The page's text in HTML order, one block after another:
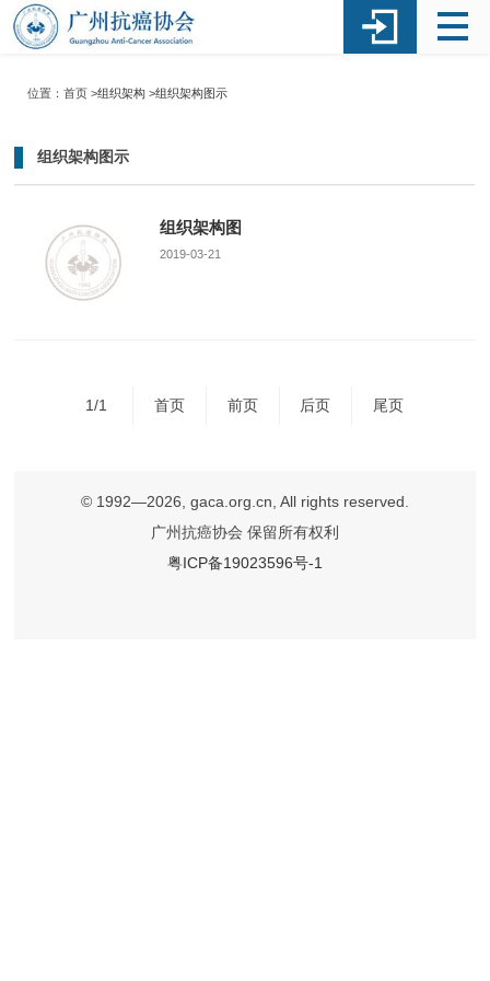
位置：首页 >组织架构>组织架构图示
组织架构图示
组织架构图
2019-03-21
1/1 首页 前页 后页 尾页
© 1992—2026, gaca.org.cn, All rights reserved.
广州抗癌协会 保留所有权利
粤ICP备19023596号-1